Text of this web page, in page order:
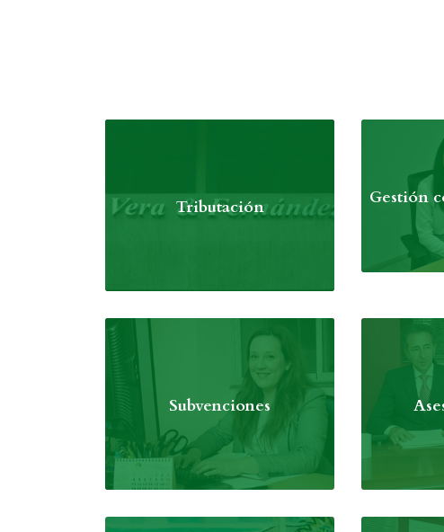
Tributación Gestión
Subvenciones